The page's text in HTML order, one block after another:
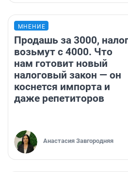
МНЕНИЕ
Продашь за 3000,
возьмут с 4000. Что
нам готовит новый
налоговый закон — он
коснется импорта и
даже репетиторов
Анастасия Завгородняя